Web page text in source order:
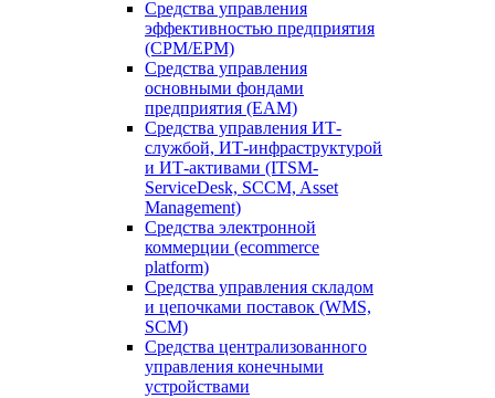
Средства управления
эффективностью предприятия
(CPM/EPM)
Средства управления
основными фондами
предприятия (EAM)
Средства управления ИТ-
службой, ИТ-инфраструктурой
и ИТ-активами (ITSM-
ServiceDesk, SCCM, Asset
Management)
Средства электронной
коммерции (ecommerce
platform)
Средства управления складом
и цепочками поставок (WMS,
SCM)
Средства централизованного
управления конечными
устройствами